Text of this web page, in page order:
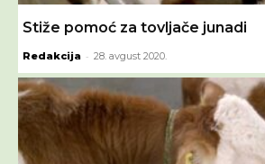
Stiže pomoć za tovljače junadi
Redakcija - 28. avgust 2020.